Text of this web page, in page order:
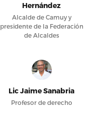
Hernández
Alcalde de Camuy y
presidente de la Federación
de Alcaldes
Lic Jaime Sanabria
Profesor de derecho